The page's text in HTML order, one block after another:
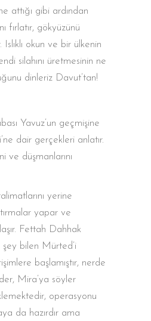
attığı gibi ardından
fırlatır, gökyüzünü
okun ve bir ülkenin
silahını üretmesinin ne
dinleriz Davut’tan!
Yavuz’un geçmişine
dair gerçekleri anlatır.
ve düşmanlarını
yerine
yapar ve
Fettah Dahhak
bilen Mürted’i
başlamıştır, nerde
Mira’ya söyler
operasyonu
da hazırdır ama